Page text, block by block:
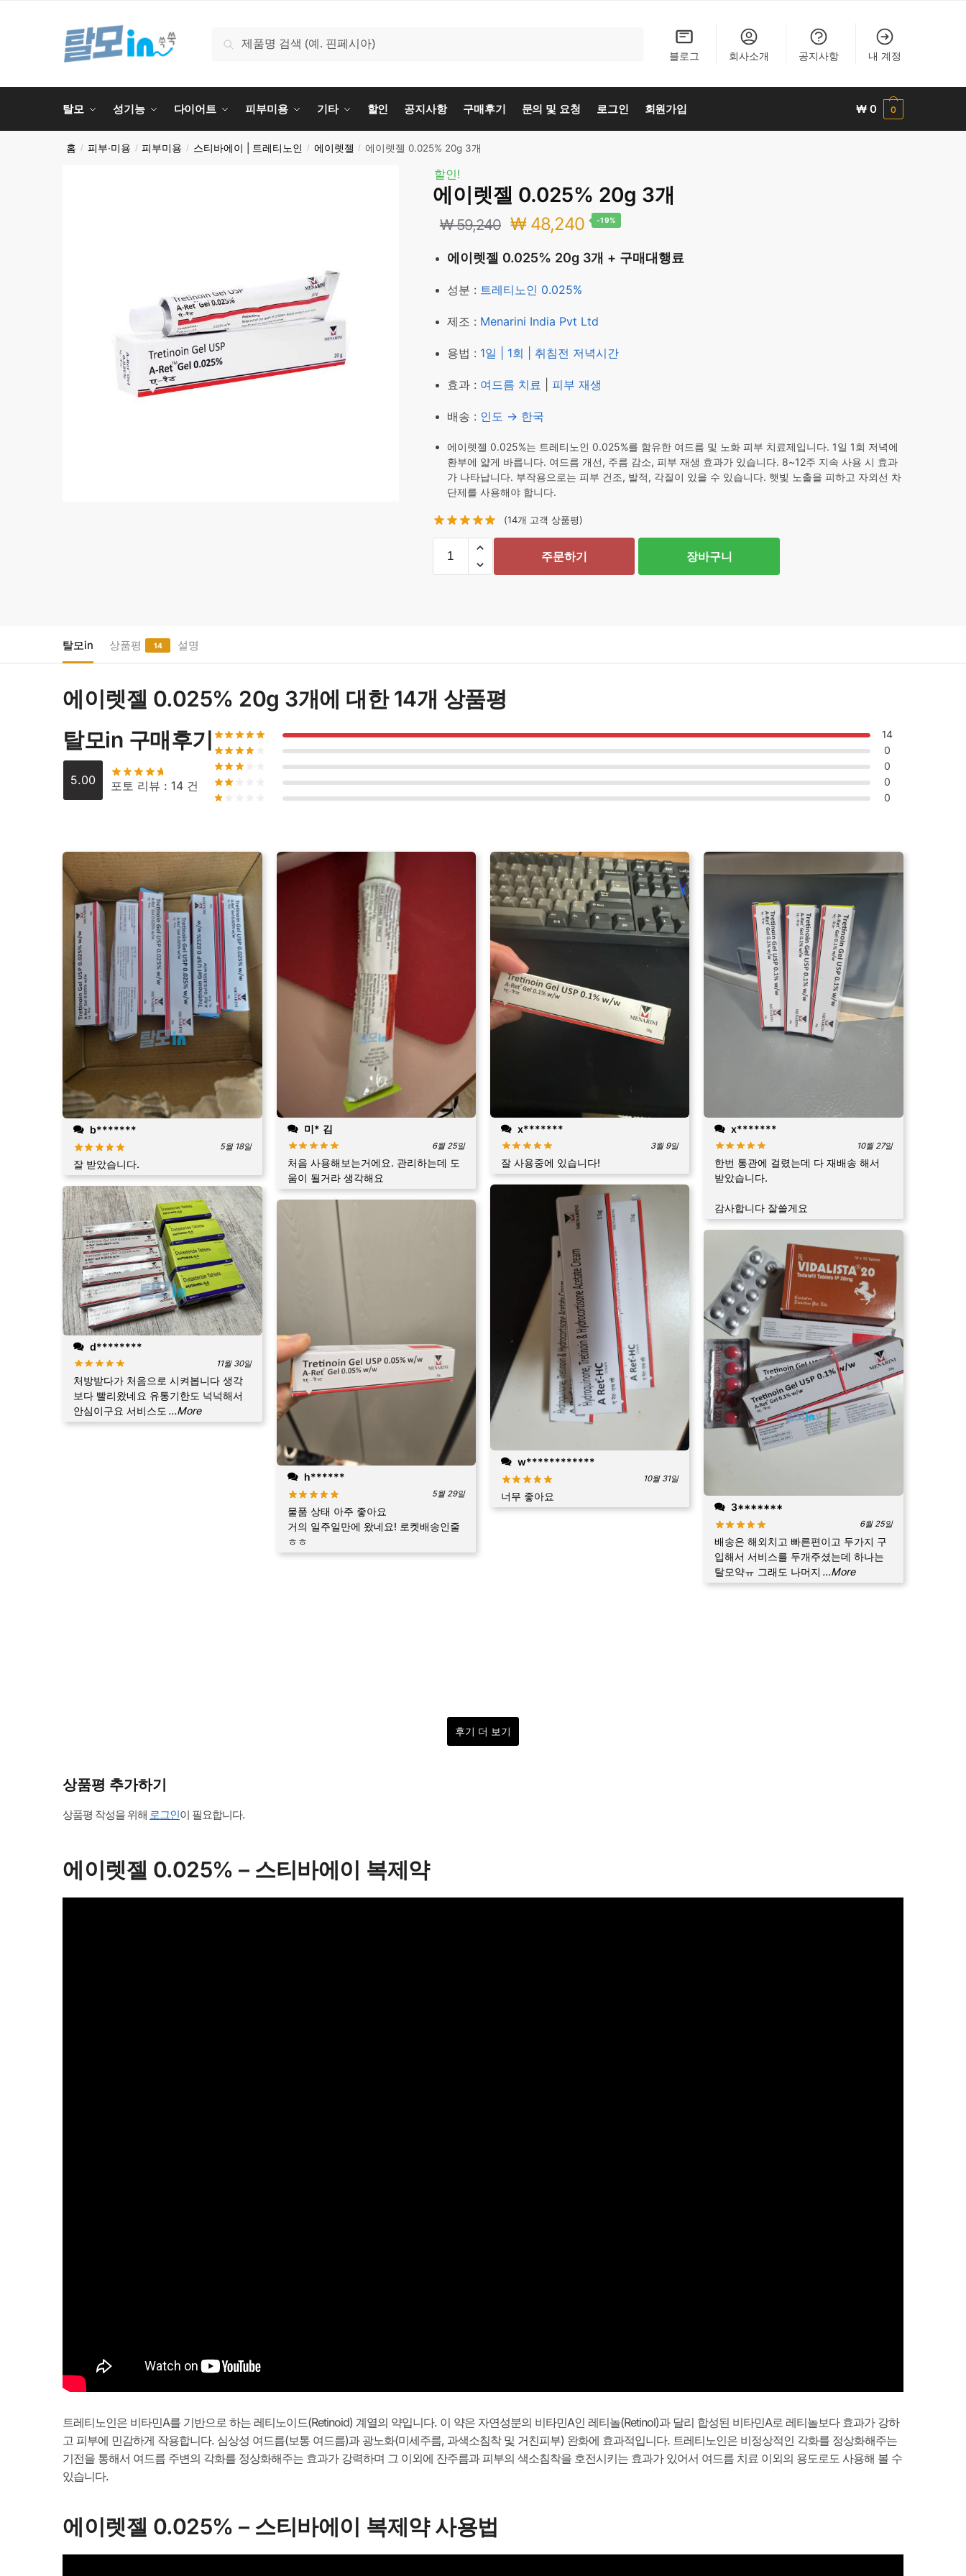
검색
블로그
회사소개 공지사항 내 계정
탈모 성기능 다이어트 피부미용 기타 할인 공지사항 구매후기 문의 및 요청 로그인 회원가입 ₩ 0 0
홈 / 피부·미용 / 피부미용 / 스티바에이 | 트레티노인 / 에이렛젤 / 에이렛젤 0.025% 20g 3개
할인!
에이렛젤 0.025% 20g 3개
₩59,240 원
래
₩ 59,240.
₩48,240현
재
₩ 48,240.
-19%
에이렛젤 0.025% 20g 3개 + 구매대행료
성분 : 트레티노인 0.025%
제조 : Menarini India Pvt Ltd
용법 : 1일 | 1회 | 취침전 저녁시간
효과 : 여드름 치료 피부 재생
배송 : 인도 → 한국
에이렛젤 0.025%는 트레티노인 0.025%를 함유한 여드름 및 노화 피부 치료제입니다. 1일 1회 저녁에
환부에 얇게 바릅니다. 여드름 개선, 주름 감소, 피부 재생 효과가 있습니다. 8~12주 지속 사용 시 효과
가 나타납니다. 부작용으로는 피부 건조, 발적, 각질이 있을 수 있습니다. 햇빛 노출을 피하고 자외선 차
단제를 사용해야 합니다.
(14개 고객 상품평)
수
량
주문하기 장바구니
탈모in 상품평 14 설명
에이렛젤 0.025% 20g 3개에 대한 14개 상품평
탈모in 구매후기
5.00 포토 리뷰 : 14 건
14
0
0
0
0
b*******
5월 18일
잘 받았습니다.
d********
11월 30일
처방받다가 처음으로 시켜봅니다 생각
보다 빨리왔네요 유통기한도 넉넉해서
안심이구요 서비스도 ...More
미* 김
6월 25일
처음 사용해보는거에요. 관리하는데 도
움이 될거라 생각해요
h******
5월 29일
물품 상태 아주 좋아요
거의 일주일만에 왔네요! 로켓배송인줄
ㅎㅎ
x*******
3월 9일
잘 사용중에 있습니다!
w************
10월 31일
너무 좋아요
x*******
10월 27일
한번 통관에 걸렸는데 다 재배송 해서
받았습니다.
감사합니다 잘쓸게요
3*******
6월 25일
배송은 해외치고 빠른편이고 두가지 구
입해서 서비스를 두개주셨는데 하나는
탈모약ㅠ 그래도 나머지 ...More
후기 더 보기
상품평 추가하기
상품평 작성을 위해 로그인이 필요합니다.
에이렛젤 0.025% – 스티바에이 복제약
트레티노인은 비타민A를 기반으로 하는 레티노이드(Retinoid) 계열의 약입니다. 이 약은 자연성분의 비타민A인 레티놀(Retinol)과 달리 합성된 비타민A로 레티놀보다 효과가 강하
고 피부에 민감하게 작용합니다. 심상성 여드름(보통 여드름)과 광노화(미세주름, 과색소침착 및 거친피부) 완화에 효과적입니다. 트레티노인은 비정상적인 각화를 정상화해주는
기전을 통해서 여드름 주변의 각화를 정상화해주는 효과가 강력하며 그 이외에 잔주름과 피부의 색소침착을 호전시키는 효과가 있어서 여드름 치료 이외의 용도로도 사용해 볼 수
있습니다.
에이렛젤 0.025% – 스티바에이 복제약 사용법